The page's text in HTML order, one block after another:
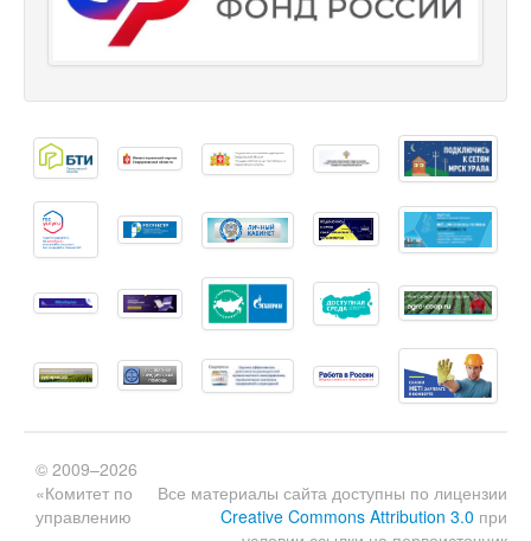
Все материалы сайта доступны по лицензии
Creative Commons Attribution 3.0 при
© 2009–2026
«Комитет по
управлению